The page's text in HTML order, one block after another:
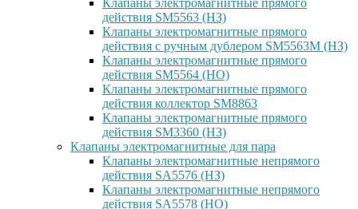
Клапаны электромагнитные прямого
действия SM5563 (НЗ)
Клапаны электромагнитные прямого
действия с ручным дублером SM5563M (НЗ)
Клапаны электромагнитные прямого
действия SM5564 (НО)
Клапаны электромагнитные прямого
дейcтвия коллектор SM8863
Клапаны электромагнитные прямого
действия SM3360 (НЗ)
Клапаны электромагнитные для пара
Клапаны электромагнитные непрямого
действия SA5576 (НЗ)
Клапаны электромагнитные непрямого
действия SA5578 (НО)